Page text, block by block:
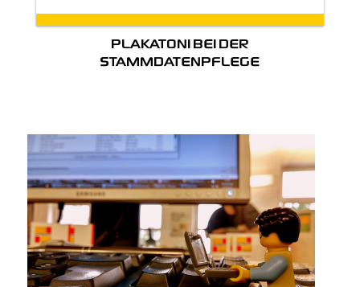
PLAKATONI BEI DER
STAMMDATENPFLEGE